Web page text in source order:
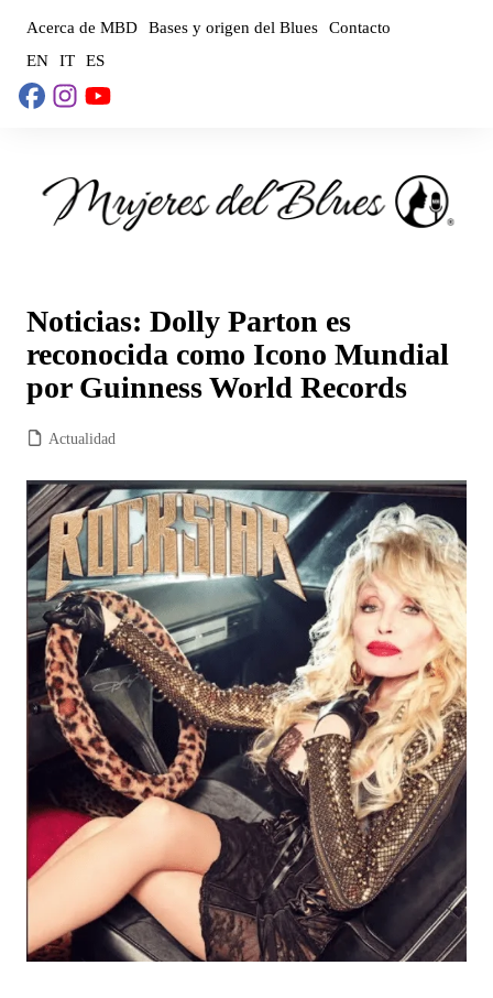
contenido
Acerca de MBD Bases y origen del Blues
Contacto
EN
IT ES
Noticias: Dolly Parton es
reconocida como Icono Mundial
por Guinness World Records
Actualidad